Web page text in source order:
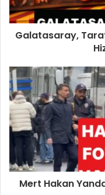
Galatasaray,
Mert Hakan